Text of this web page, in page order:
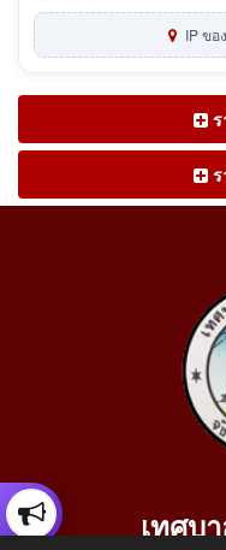
IP ขอ
เทศบ